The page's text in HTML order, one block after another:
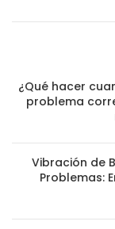
¿Qué hacer
problema
Vibración de
Problemas: